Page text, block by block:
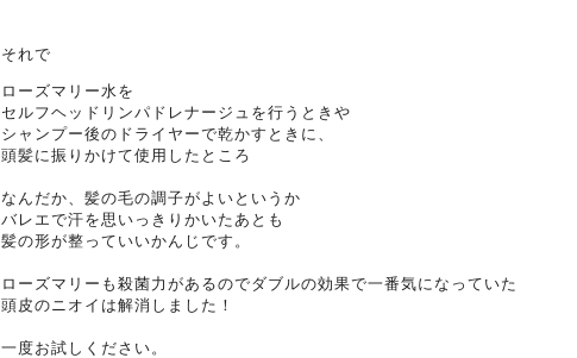
それで
ローズマリー水を
セルフヘッドリンパドレナージュを行うときや
シャンプー後のドライヤーで乾かすときに、
頭髪に振りかけて使用したところ
なんだか、髪の毛の調子がよいというか
バレエで汗を思いっきりかいたあとも
髪の形が整っていいかんじです。
ローズマリーも殺菌力があるのでダブルの効果で一番気になっていた
頭皮のニオイは解消しました！
一度お試しください。